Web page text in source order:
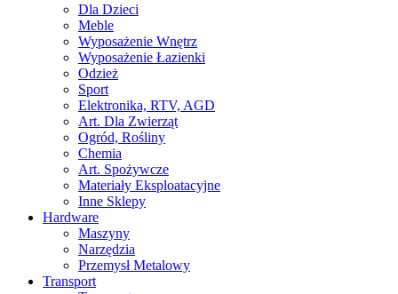
Dla Dzieci
Meble
Wyposażenie Wnętrz
Wyposażenie Łazienki
Odzież
Sport
Elektronika, RTV, AGD
Art. Dla Zwierząt
Ogród, Rośliny
Chemia
Art. Spożywcze
Materiały Eksploatacyjne
Inne Sklepy
Hardware
Maszyny
Narzędzia
Przemysł Metalowy
Transport